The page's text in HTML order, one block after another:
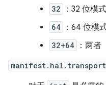
32 ：32 位模式
64 ：64 位模
32+64 ：两者